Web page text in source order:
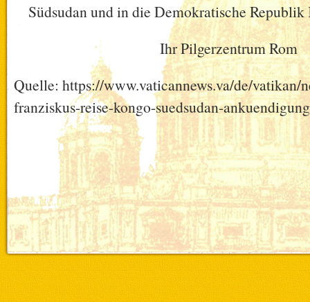
Südsudan und in die Demokratische
Ihr Pilgerzentrum Rom
Quelle: https://www.vaticannews.va/de/vatikan/
franziskus-reise-kongo-suedsudan-